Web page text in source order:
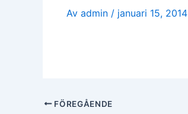
Av admin / januari 15, 2014
FÖREGÅENDE